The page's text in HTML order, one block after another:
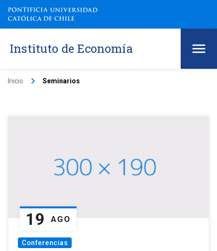
Instituto de Economía
Inicio keyboard_arrow_right Seminarios
19 AGO
Conferencias